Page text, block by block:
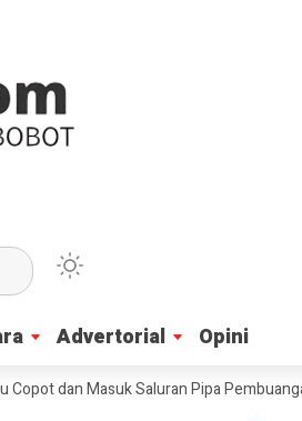
Advertorial Opini
Advertorial Opini
Masuk Saluran Pipa Pembuangan Air,